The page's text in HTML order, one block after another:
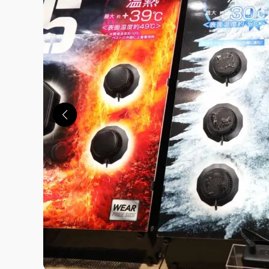
この画像の記事を